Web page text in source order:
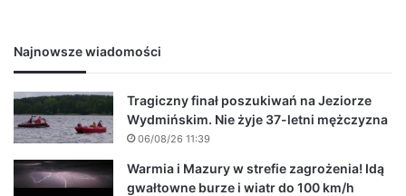
Najnowsze wiadomości
Tragiczny finał poszukiwań na Jeziorze
Wydmińskim. Nie żyje 37-letni mężczyzna
06/08/26 11:39
Warmia i Mazury w strefie zagrożenia! Idą
gwałtowne burze i wiatr do 100 km/h